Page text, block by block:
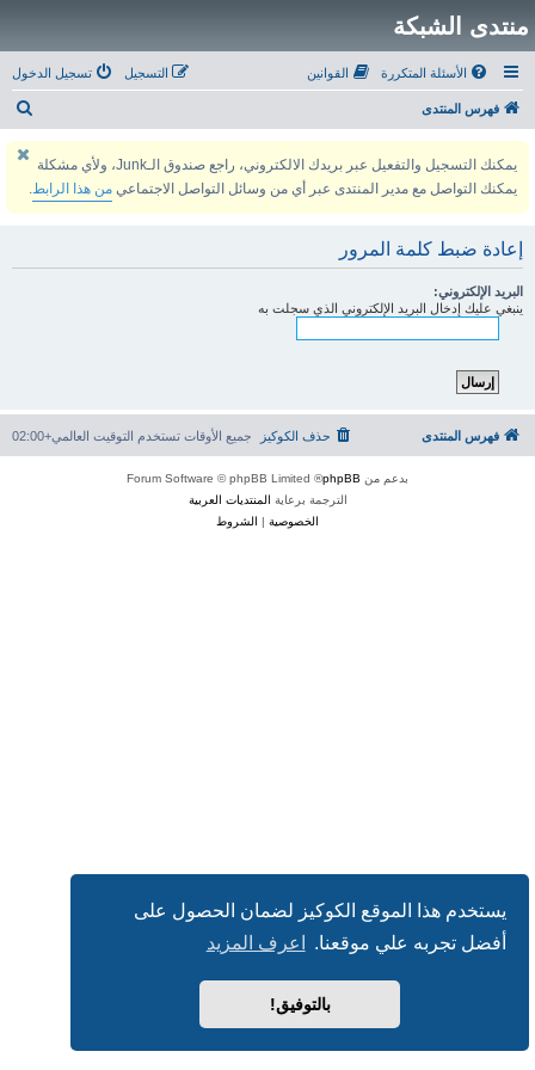
يستخدم هذا الموقع الكوكيز لضمان الحصول على
أفضل تجربه علي موقعنا.
اعرف المزيد
بالتوفيق!
منتدى الشبكة
الأسئلة المتكررة القوانين تسجيل الدخول التسجيل
فهرس المنتدى
يمكنك التسجيل والتفعيل عبر بريدك الالكتروني، راجع صندوق الـJunk، ولأي مشكلة
يمكنك التواصل مع مدير المنتدى عبر أي من وسائل التواصل الاجتماعي من هذا الرابط.
إعادة ضبط كلمة المرور
البريد الإلكتروني:
ينبغي عليك إدخال البريد الإلكتروني الذي سجلت به
فهرس المنتدى جميع الأوقات تستخدم التوقيت العالمي+02:00 حذف الكوكيز
بدعم من phpBB
® Forum Software © phpBB Limited
الترجمة برعاية المنتديات العربية
الخصوصية | الشروط